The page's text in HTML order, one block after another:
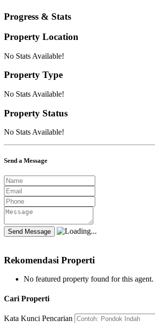
Progress & Stats
Property Location
No Stats Available!
Property Type
No Stats Available!
Property Status
No Stats Available!
Send a Message
Rekomendasi Properti
No featured property found for this agent.
Cari Properti
Kata Kunci Pencarian